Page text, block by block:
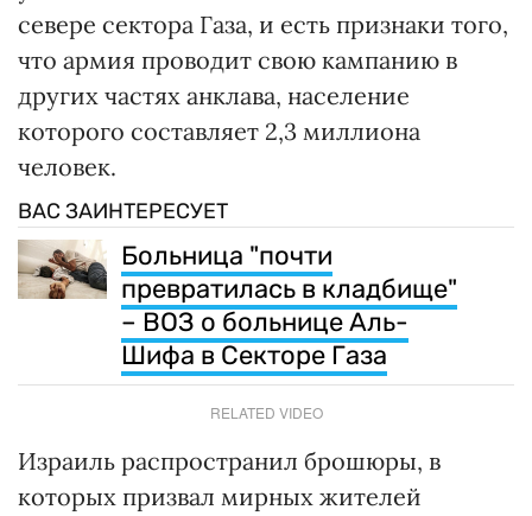
севере сектора Газа, и есть признаки того,
что армия проводит свою кампанию в
других частях анклава, население
которого составляет 2,3 миллиона
человек.
ВАС ЗАИНТЕРЕСУЕТ
Больница "почти
превратилась в кладбище"
– ВОЗ о больнице Аль-
Шифа в Секторе Газа
RELATED VIDEO
Израиль распространил брошюры, в
которых призвал мирных жителей